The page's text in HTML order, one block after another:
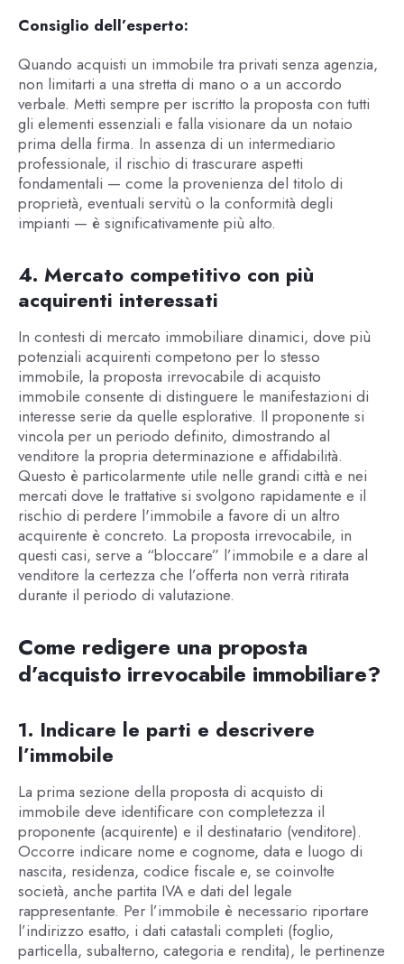
Consiglio dell’esperto:
Quando acquisti un immobile tra privati senza agenzia,
non limitarti a una stretta di mano o a un accordo
verbale. Metti sempre per iscritto la proposta con tutti
gli elementi essenziali e falla visionare da un notaio
prima della firma. In assenza di un intermediario
professionale, il rischio di trascurare aspetti
fondamentali — come la provenienza del titolo di
proprietà, eventuali servitù o la conformità degli
impianti — è significativamente più alto.
4. Mercato competitivo con più
acquirenti interessati
In contesti di mercato immobiliare dinamici, dove più
potenziali acquirenti competono per lo stesso
immobile, la proposta irrevocabile di acquisto
immobile consente di distinguere le manifestazioni di
interesse serie da quelle esplorative. Il proponente si
vincola per un periodo definito, dimostrando al
venditore la propria determinazione e affidabilità.
Questo è particolarmente utile nelle grandi città e nei
mercati dove le trattative si svolgono rapidamente e il
rischio di perdere l'immobile a favore di un altro
acquirente è concreto. La proposta irrevocabile, in
questi casi, serve a “bloccare” l’immobile e a dare al
venditore la certezza che l’offerta non verrà ritirata
durante il periodo di valutazione.
Come redigere una proposta
d’acquisto irrevocabile immobiliare?
1. Indicare le parti e descrivere
l’immobile
La prima sezione della proposta di acquisto di
immobile deve identificare con completezza il
proponente (acquirente) e il destinatario (venditore).
Occorre indicare nome e cognome, data e luogo di
nascita, residenza, codice fiscale e, se coinvolte
società, anche partita IVA e dati del legale
rappresentante. Per l’immobile è necessario riportare
l’indirizzo esatto, i dati catastali completi (foglio,
particella, subalterno, categoria e rendita), le pertinenze